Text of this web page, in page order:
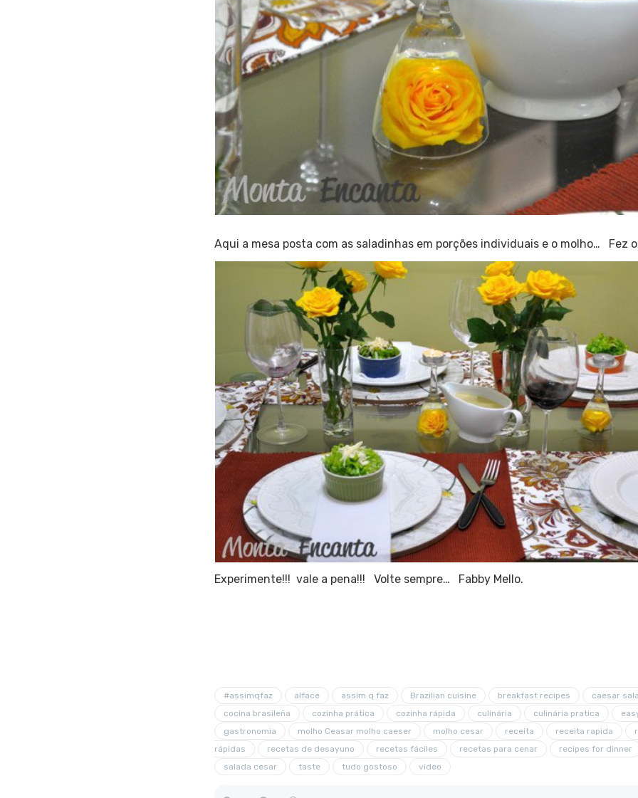
Aqui a mesa posta com as saladinhas em porções individuais e o molho… Fez
Experimente!!! vale a pena!!! Volte sempre… Fabby Mello.
#assimqfaz alface assim q faz Brazilian cuisine breakfast recipes
caesar
cocina brasileña
cozinha prática cozinha rápida culinária culinária pratica
gastronomia
molho Ceasar molho caeser molho cesar receita receita rapida
rápidas
recetas de desayuno recetas fáciles recetas para cenar
recipes for dinner
salada cesar
taste tudo gostoso video